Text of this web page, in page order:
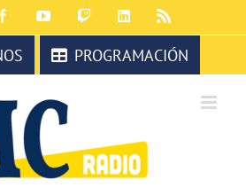
FacebookYouTubeTwitchLinkedIn
PROGRAMACIÓN